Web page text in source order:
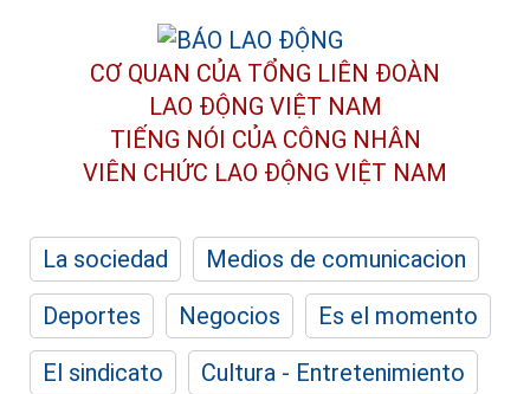
CƠ QUAN CỦA TỔNG LIÊN ĐOÀN
LAO ĐỘNG VIỆT NAM
TIẾNG NÓI CỦA CÔNG NHÂN
VIÊN CHỨC LAO ĐỘNG VIỆT NAM
La sociedad
Medios de comunicacion
Deportes
Negocios
Es el momento
El sindicato
Cultura - Entretenimiento